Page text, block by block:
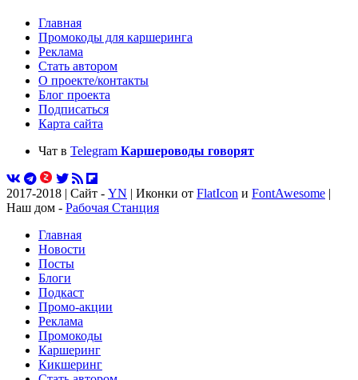
Главная
Промокоды для каршеринга
Реклама
Стать автором
О проекте/контакты
Блог проекта
Подписаться
Карта сайта
Чат в Telegram Каршероводы говорят
2017-2018 | Сайт - YN | Иконки от FlatIcon и FontAwesome |
Наш дом - Рабочая Станция
Главная
Новости
Посты
Блоги
Подкаст
Промо-акции
Реклама
Промокоды
Каршеринг
Кикшеринг